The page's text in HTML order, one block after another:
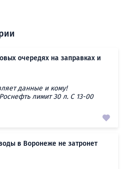
очередях на заправках и
данные и кому!
лимит 30 л. С 13-00
в Воронеже не затронет